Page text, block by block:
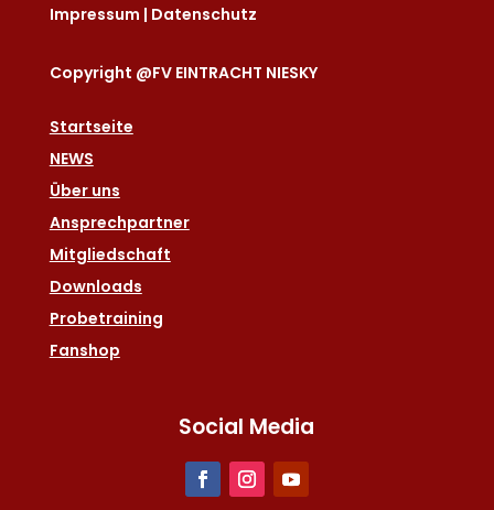
Impressum | Datenschutz
Copyright @FV EINTRACHT NIESKY
Startseite
NEWS
Über uns
Ansprechpartner
Mitgliedschaft
Downloads
Probetraining
Fanshop
Social Media